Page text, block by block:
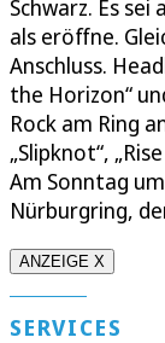
Schwarz. Es
als eröffne.
Anschluss.
the Horizon“
Rock am Ring
„Slipknot“,
Am Sonntag
Nürburgring,
ANZEIGE X
SERVICES